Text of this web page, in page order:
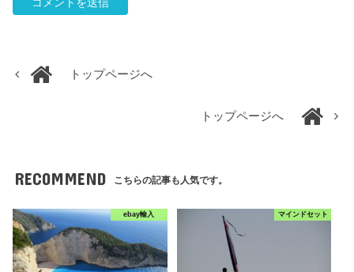
トップページへ
トップページへ
RECOMMEND こちらの記事も人気です。
ebay輸入 マインドセット